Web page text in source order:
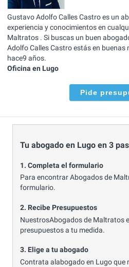
Gustavo Adolfo Calles Castro es un
experiencia y conocimientos en
Maltratos . Si buscas un buen
Adolfo Calles Castro estás en buenas
hace9 años.
Oficina en Lugo
Pide
Tu abogado en Lugo en 3
1. Completa el formulario
Para encontrar Abogados de
formulario.
2. Recibe Presupuestos
NuestrosAbogados de Maltratos
presupuestos a tu medida.
3. Elige a tu abogado
Contrata alabogado en Lugo que